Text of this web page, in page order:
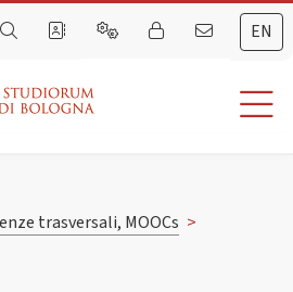
EN
trasversali, MOOCs >